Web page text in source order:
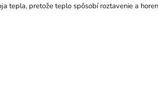
tepla, pretože teplo spôsobí roztavenie a